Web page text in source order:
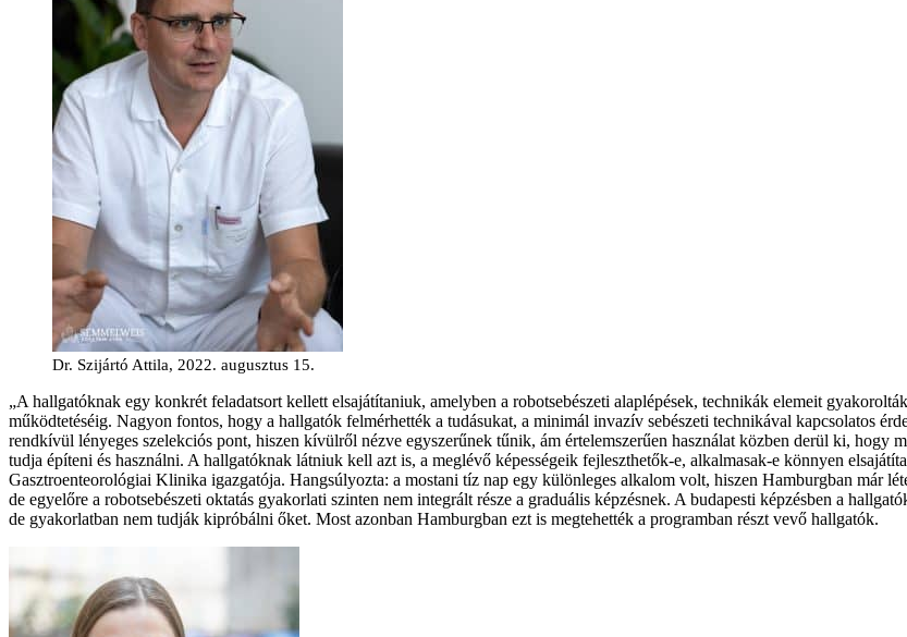
Dr. Szijártó Attila, 2022. augusztus 15.
„A hallgatóknak egy konkrét feladatsort kellett elsajátítaniuk, amelyben a robotsebészeti alaplépések, technikák elemeit
működtetéséig. Nagyon fontos, hogy a hallgatók felmérhették a tudásukat, a minimál invazív sebészeti technikával kapcsolatos
rendkívül lényeges szelekciós pont, hiszen kívülről nézve egyszerűnek tűnik, ám értelemszerűen használat közben derül ki, hogy
tudja építeni és használni. A hallgatóknak látniuk kell azt is, a meglévő képességeik fejleszthetők-e, alkalmasak-e könnyen
Gasztroenteorológiai Klinika igazgatója. Hangsúlyozta: a mostani tíz nap egy különleges alkalom volt, hiszen Hamburgban már
de egyelőre a robotsebészeti oktatás gyakorlati szinten nem integrált része a graduális képzésnek. A budapesti képzésben a
de gyakorlatban nem tudják kipróbálni őket. Most azonban Hamburgban ezt is megtehették a programban részt vevő hallgatók.